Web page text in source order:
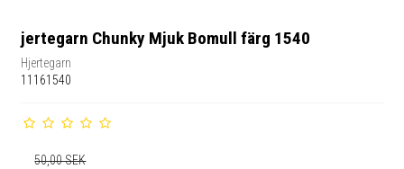
jertegarn Chunky Mjuk Bomull färg 1540
Hjertegarn
11161540
50,00 SEK